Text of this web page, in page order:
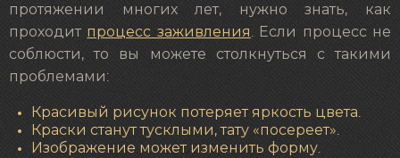
протяжении многих лет, нужно знать, как
проходит процесс заживления
. Если процесс не
соблюсти, то вы можете столкнуться с такими
проблемами:
Красивый рисунок потеряет яркость цвета.
Краски станут тусклыми, тату «посереет».
Изображение может изменить форму.